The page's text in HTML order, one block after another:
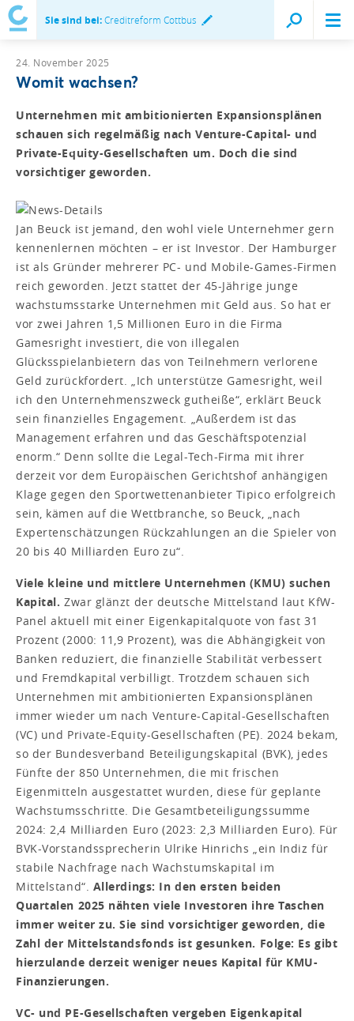
Sie sind bei:Creditreform Cottbus
24. November 2025
Womit wachsen?
Unternehmen mit ambitionierten Expansionsplänen
schauen sich regelmäßig nach Venture-Capital- und
Private-Equity-Gesellschaften um. Doch die sind
vorsichtiger geworden.
Jan Beuck ist jemand, den wohl viele Unternehmer gern
kennenlernen möchten – er ist Investor. Der Hamburger
ist als Gründer mehrerer PC- und Mobile-Games-Firmen
reich geworden. Jetzt stattet der 45-Jährige junge
wachstumsstarke Unternehmen mit Geld aus. So hat er
vor zwei Jahren 1,5 Millionen Euro in die Firma
Gamesright investiert, die von illegalen
Glücksspielanbietern das von Teilnehmern verlorene
Geld zurückfordert. „Ich unterstütze Gamesright, weil
ich den Unternehmenszweck gutheiße“, erklärt Beuck
sein finanzielles Engagement. „Außerdem ist das
Management erfahren und das Geschäftspotenzial
enorm.“ Denn sollte die Legal-Tech-Firma mit ihrer
derzeit vor dem Europäischen Gerichtshof anhängigen
Klage gegen den Sportwettenanbieter Tipico erfolgreich
sein, kämen auf die Wettbranche, so Beuck, „nach
Expertenschätzungen Rückzahlungen an die Spieler von
20 bis 40 Milliarden Euro zu“.
Viele kleine und mittlere Unternehmen (KMU) suchen
Kapital. Zwar glänzt der deutsche Mittelstand laut KfW-
Panel aktuell mit einer Eigenkapitalquote von fast 31
Prozent (2000: 11,9 Prozent), was die Abhängigkeit von
Banken reduziert, die finanzielle Stabilität verbessert
und Fremdkapital verbilligt. Trotzdem schauen sich
Unternehmen mit ambitionierten Expansionsplänen
immer wieder um nach Venture-Capital-Gesellschaften
(VC) und Private-Equity-Gesellschaften (PE). 2024 bekam,
so der Bundesverband Beteiligungskapital (BVK), jedes
Fünfte der 850 Unternehmen, die mit frischen
Eigenmitteln ausgestattet wurden, diese für geplante
Wachstumsschritte. Die Gesamtbeteiligungssumme
2024: 2,4 Milliarden Euro (2023: 2,3 Milliarden Euro). Für
BVK-Vorstandssprecherin Ulrike Hinrichs „ein Indiz für
stabile Nachfrage nach Wachstumskapital im
Mittelstand“. Allerdings: In den ersten beiden
Quartalen 2025 nähten viele Investoren ihre Taschen
immer weiter zu. Sie sind vorsichtiger geworden, die
Zahl der Mittelstandsfonds ist gesunken. Folge: Es gibt
hierzulande derzeit weniger neues Kapital für KMU-
Finanzierungen.
VC- und PE-Gesellschaften vergeben Eigenkapital